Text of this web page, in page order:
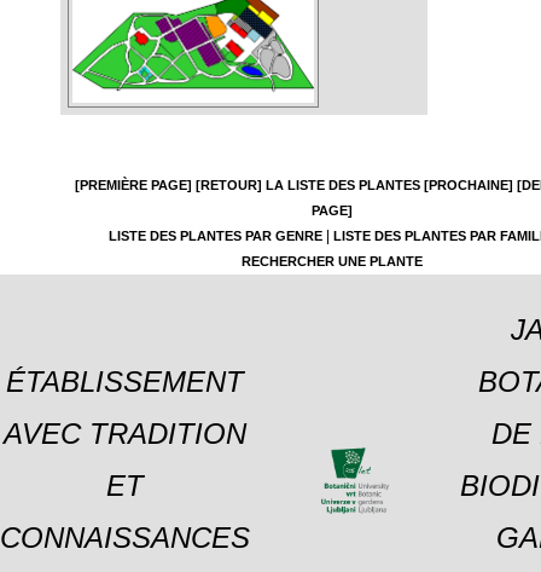
[PREMIÈRE PAGE] [RETOUR] LA LISTE DES PLANTES [PROCHAINE]
PAGE]
LISTE DES PLANTES PAR GENRE|
LISTE DES PLANTES PAR
RECHERCHER UNE PLANTE
ÉTABLISSEMENT
AVEC TRADITION
ET
CONNAISSANCES
DE